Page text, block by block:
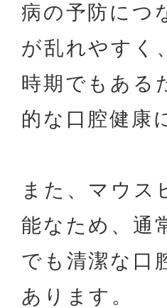
病の予防につ
が乱れやすく
時期でもある
的な口腔健康
また、マウス
能なため、通
でも清潔な口
あります。